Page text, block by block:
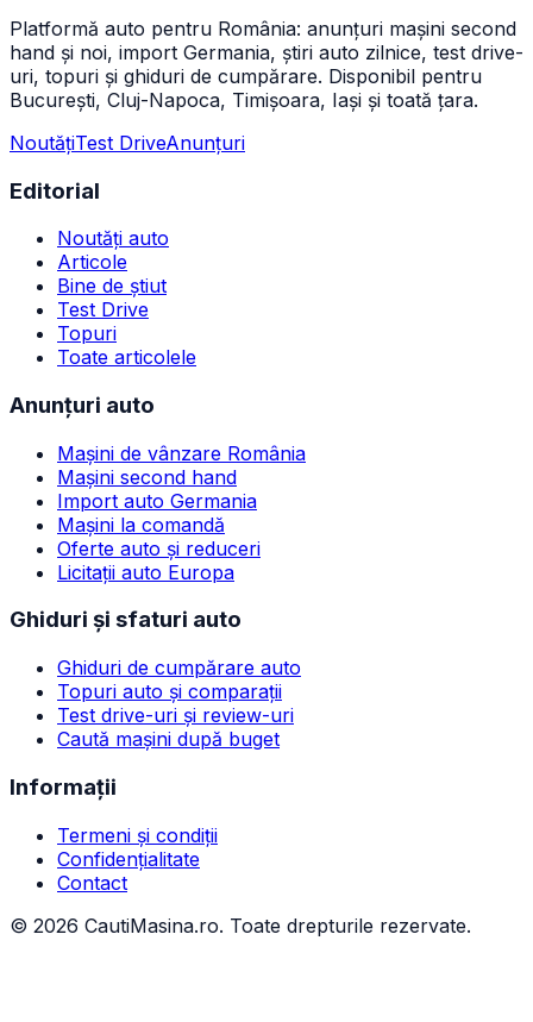
Platformă auto pentru România: anunțuri mașini second
hand și noi, import Germania, știri auto zilnice, test drive-
uri, topuri și ghiduri de cumpărare. Disponibil pentru
București, Cluj-Napoca, Timișoara, Iași și toată țara.
NoutățiTest DriveAnunțuri
Editorial
Noutăți auto
Articole
Bine de știut
Test Drive
Topuri
Toate articolele
Anunțuri auto
Mașini de vânzare România
Mașini second hand
Import auto Germania
Mașini la comandă
Oferte auto și reduceri
Licitații auto Europa
Ghiduri și sfaturi auto
Ghiduri de cumpărare auto
Topuri auto și comparații
Test drive-uri și review-uri
Caută mașini după buget
Informații
Termeni și condiții
Confidențialitate
Contact
© 2026 CautiMasina.ro. Toate drepturile rezervate.